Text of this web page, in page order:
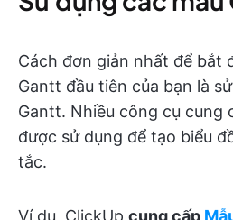
Cách đơn giản nhất để bắt
Gantt đầu tiên của bạn là
Gantt. Nhiều công cụ cung
được sử dụng để tạo biểu
tắc.
Ví dụ, ClickUp cung cấp